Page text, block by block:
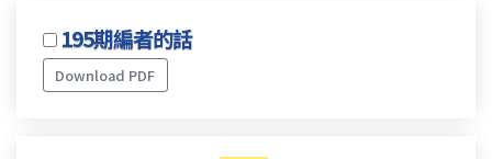
195期編者的話
Download PDF